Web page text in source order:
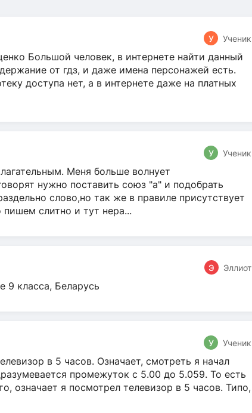
У Ученик
Большой человек, в интернете найти данный
от гдз, и даже имена персонажей есть.
доступа нет, а в интернете даже на платных
У Ученик
Меня больше волнует
нужно поставить союз "а" и подобрать
слово,но так же в правиле присутствует
слитно и тут нера...
Э Эллиот
9 класса, Беларусь
У Ученик
в 5 часов. Означает, смотреть я начал
промежуток с 5.00 до 5.059. То есть
означает я посмотрел телевизор в 5 часов. Типо,